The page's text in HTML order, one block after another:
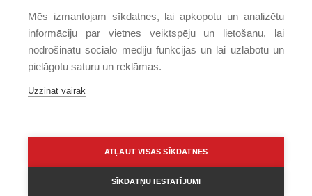
Mēs izmantojam sīkdatnes, lai apkopotu un analizētu
informāciju par vietnes veiktspēju un lietošanu, lai
nodrošinātu sociālo mediju funkcijas un lai uzlabotu un
pielāgotu saturu un reklāmas.
Uzzināt vairāk
ATĻAUT VISAS SĪKDATNES
SĪKDATŅU IESTATĪJUMI